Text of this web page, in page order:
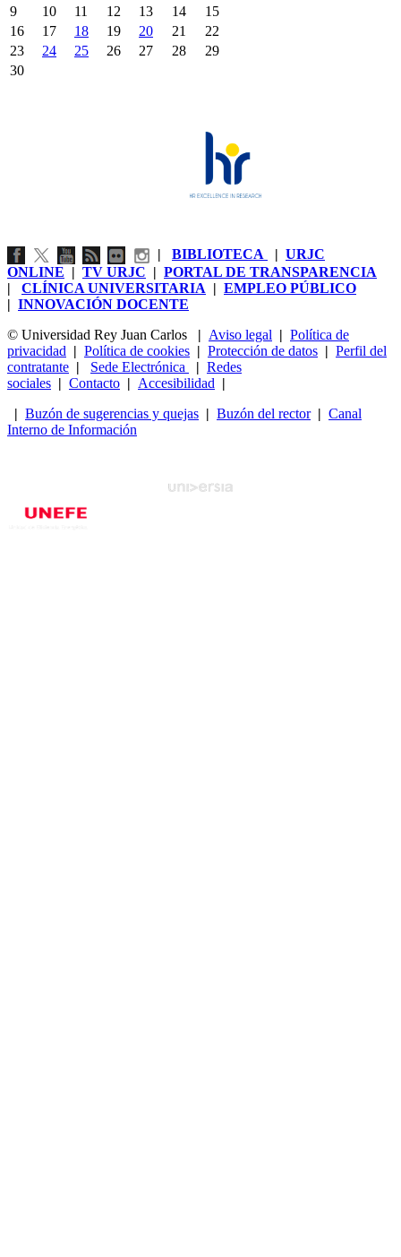
9
10 11 12 13 14
15
16
17 18 19 20 21
22
23
24 25 26 27 28
29
30
| BIBLIOTECA | URJC
ONLINE | TV URJC | PORTAL DE TRANSPARENCIA
| CLÍNICA UNIVERSITARIA | EMPLEO PÚBLICO
| INNOVACIÓN DOCENTE
© Universidad Rey Juan Carlos
| Aviso legal | Política de
privacidad | Política de cookies | Protección de datos | Perfil del
contratante | Sede Electrónica | Redes
sociales | Contacto | Accesibilidad |
| Buzón de sugerencias y quejas | Buzón del rector| Canal
Interno de Información